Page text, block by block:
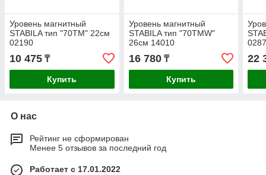
Уровень магнитный
STABILA тип "70TМ" 22см
02190
10 475 ₸
Купить
Уровень магнитный
STABILA тип "70TМW"
26см 14010
16 780₸
Купить
22
О нас
Рейтинг не сформирован
Менее 5 отзывов за последний год
Работает с 17.01.2022